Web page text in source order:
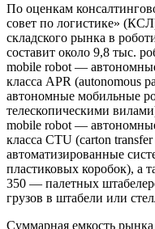
По оценкам
совет по логистике»
складского рынка в
составит около 9,8 тыс.
mobile robot —
класса APR (autonomous
автономные мобильные
телескопическими
mobile robot —
класса CTU (carton
автоматизированные
пластиковых коробок), а
350 — палетных
грузов в штабели или
Суммарная емкость